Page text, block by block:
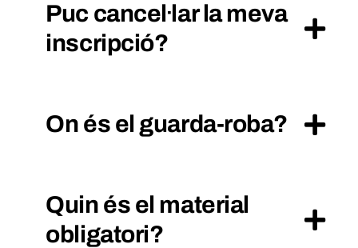
Puc cancel·lar la meva
inscripció?
On és el guarda-roba?
Quin és el material
obligatori?